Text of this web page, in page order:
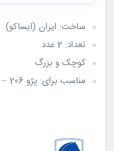
ساخت: ایران (ایساکو)
تعداد: 2 عدد
کوچک و بزرگ
مناسب برای: پژو 206 – پژو 207 – رانا